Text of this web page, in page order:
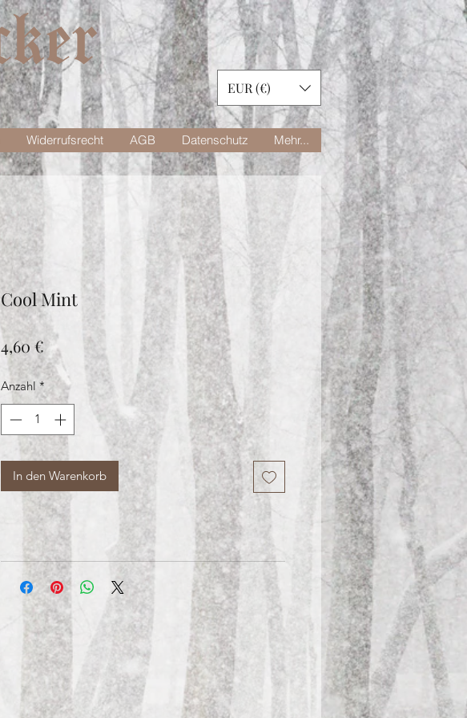
EUR (€)
Widerrufsrecht AGB Datenschutz Mehr...
Cool Mint
4,60 € Preis
Anzahl *
In den Warenkorb